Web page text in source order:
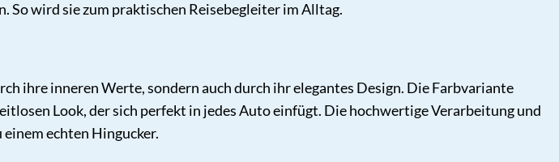
So wird sie zum praktischen Reisebegleiter im Alltag.
ihre inneren Werte, sondern auch durch ihr elegantes Design. Die Farbvariante
Look, der sich perfekt in jedes Auto einfügt. Die hochwertige Verarbeitung und
einem echten Hingucker.